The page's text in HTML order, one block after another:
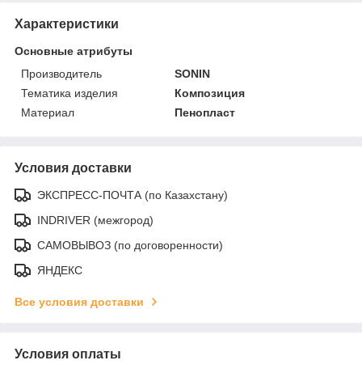
Характеристики
Основные атрибуты
Производитель
SONIN
Тематика изделия
Композиция
Материал
Пенопласт
Условия доставки
ЭКСПРЕСС-ПОЧТА (по Казахстану)
INDRIVER (межгород)
САМОВЫВОЗ (по договоренности)
ЯНДЕКС
Все условия доставки
Условия оплаты